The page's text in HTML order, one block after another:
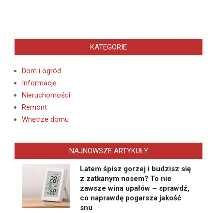
KATEGORIE
Dom i ogród
Informacje
Nieruchomości
Remont
Wnętrze domu
NAJNOWSZE ARTYKUŁY
Latem śpisz gorzej i budzisz się
z zatkanym nosem? To nie
zawsze wina upałów – sprawdź,
co naprawdę pogarsza jakość
snu